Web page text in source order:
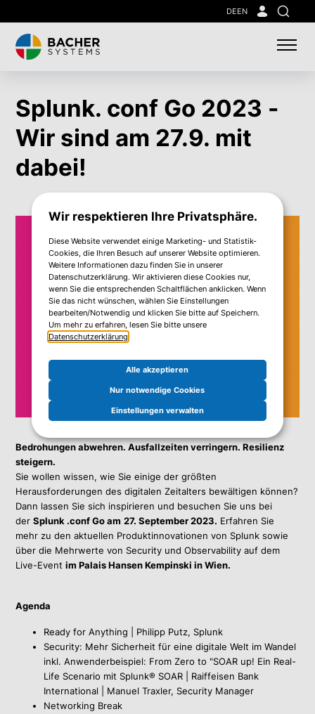
to
main
content
DEEN
Suche
Splunk. conf Go 2023 -
Wir sind am 27.9. mit
dabei!
Bedrohungen abwehren. Ausfallzeiten verringern. Resilienz
steigern.
Sie wollen wissen, wie Sie einige der größten
Herausforderungen des digitalen Zeitalters bewältigen können?
Dann lassen Sie sich inspirieren und besuchen Sie uns bei
derSplunk .conf Goam 27. September 2023. Erfahren Sie
mehr zu den aktuellen Produktinnovationen von Splunk sowie
über die Mehrwerte von Security und Observability auf dem
Live-Eventim Palais Hansen Kempinski in Wien.
Agenda
Ready for Anything | Philipp Putz, Splunk
Security: Mehr Sicherheit für eine digitale Welt im Wandel
inkl. Anwenderbeispiel: From Zero to "SOAR up! Ein Real-
Life Scenario mit Splunk® SOAR | Raiffeisen Bank
International | Manuel Traxler, Security Manager
Networking Break
Wir respektieren Ihre Privatsphäre.
Diese Website verwendet einige Marketing- und Statistik-
Cookies, die Ihren Besuch auf unserer Website optimieren.
Weitere Informationen dazu finden Sie in unserer
Datenschutzerklärung. Wir aktivieren diese Cookies nur,
wenn Sie die entsprechenden Schaltflächen anklicken. Wenn
Sie das nicht wünschen, wählen Sie Einstellungen
bearbeiten/Notwendig und klicken Sie bitte auf Speichern.
Um mehr zu erfahren, lesen Sie bitte unsere
Datenschutzerklärung.
Alle akzeptieren
Nur notwendige Cookies
Einstellungen verwalten